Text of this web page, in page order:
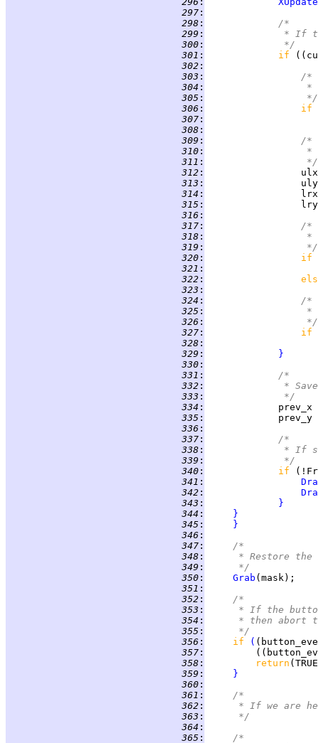
297 :
298 :
/*
299 :
* If
300 :
             */
301 : if
302 :
303 :
/*
304 :
*
305 :
                 */
306 :
if
307 :
308 :
309 :
/*
310 :
*
311 :
                 */
312 :
313 :
314 :
315 :
316 :
317 :
/*
318 :
*
319 :
                 */
320 :
if
321 :
322 :
323 :
324 :
/*
325 :
*
326 :
                 */
327 :
if
328 :
329 :
}
330 :
331 :
/*
332 :
*
333 :
             */
334 :
335 :
336 :
337 :
/*
338 :
* If
339 :
             */
340 : if
341 :
342 :
343 :
}
344 :
}
345 :
}
346 :
347 :
/*
348 :
* Restore the
349 :
     */
350 : Grab
351 :
352 :
/*
353 :
* If the
354 :
* then abort
355 :
     */
356 : if (
357 :
358 :
return
359 :
}
360 :
361 :
/*
362 :
* If we are
363 :
     */
364 :
365 :
/*